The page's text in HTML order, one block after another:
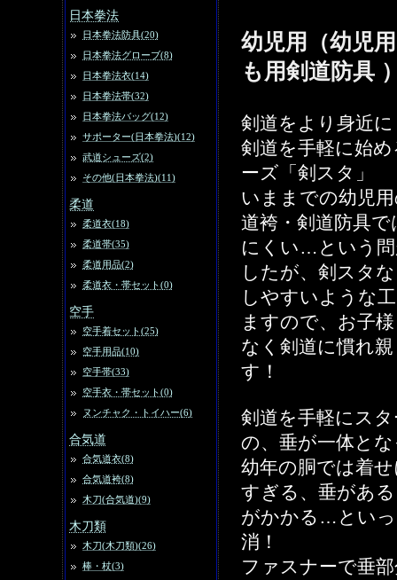
日本拳法
日本拳法防具(20)
日本拳法グローブ(8)
日本拳法衣(14)
日本拳法帯(32)
日本拳法バッグ(12)
サポーター(日本拳法)(12)
武道シューズ(2)
その他(日本拳法)(11)
柔道
柔道衣(18)
柔道帯(35)
柔道用品(2)
柔道衣・帯セット(0)
空手
空手着セット(25)
空手用品(10)
空手帯(33)
空手衣・帯セット(0)
ヌンチャク・トイハー(6)
合気道
合気道衣(8)
合気道袴(8)
木刀(合気道)(9)
木刀類
木刀(木刀類)(26)
棒・杖(3)
幼児用（幼児
も用剣道防具
剣道をより身近
剣道を手軽に始
ーズ「剣スタ」
いままでの幼児
道袴・剣道防具
にくい…という
したが、剣スタ
しやすいような
ますので、お子
なく剣道に慣れ
す！
剣道を手軽にス
の、垂が一体と
幼年の胴では着
すぎる、垂があ
がかかる…とい
消！
ファスナーで垂